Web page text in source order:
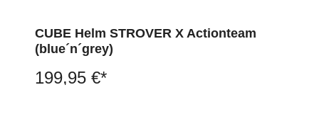
CUBE Helm STROVER X Actionteam
(blue´n´grey)
199,95 €*